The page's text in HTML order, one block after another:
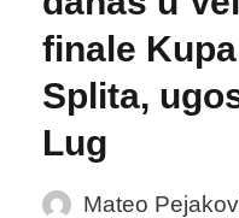
finale
Splita,
Lug
Mateo